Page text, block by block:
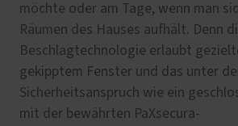
möchte oder am Tage, wenn man
Räumen des Hauses aufhält. Denn
Beschlagtechnologie erlaubt
gekipptem Fenster und das unter
Sicherheitsanspruch wie ein
mit der bewährten PaXsecura-